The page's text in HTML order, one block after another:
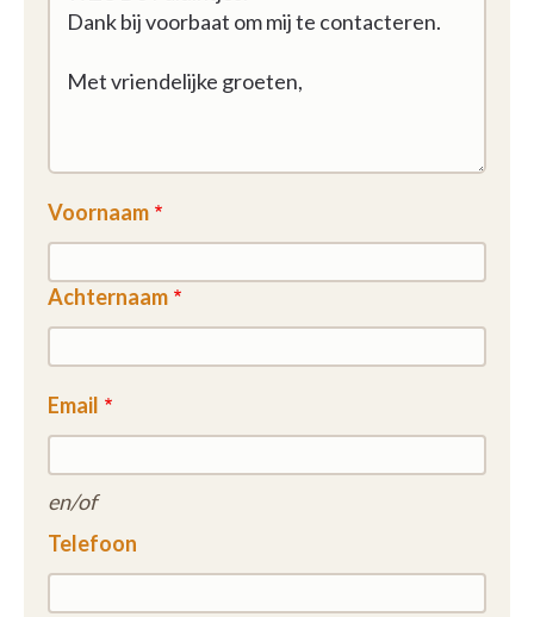
Voornaam
Achternaam
Email
en/of
Telefoon